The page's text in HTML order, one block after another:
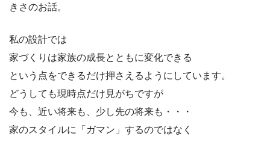
きさのお話。
私の設計では
家づくりは家族の成長とともに変化できる
という点をできるだけ押さえるようにしています。
どうしても現時点だけ見がちですが
今も、近い将来も、少し先の将来も・・・
家のスタイルに「ガマン」するのではなく